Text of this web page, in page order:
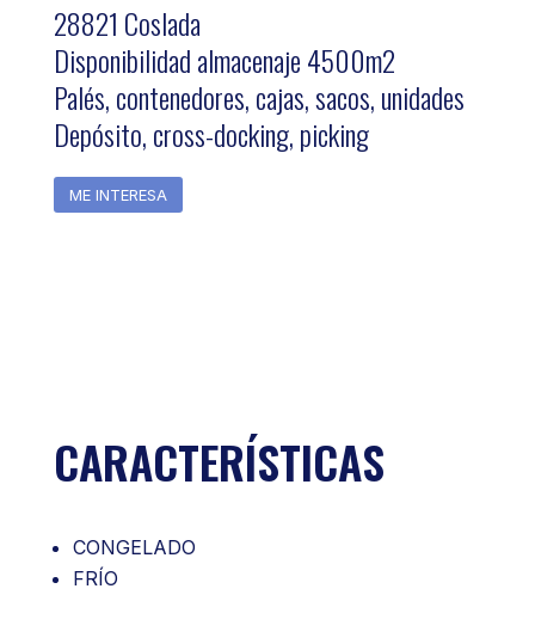
28821 Coslada
Disponibilidad almacenaje 4500m2
Palés, contenedores, cajas, sacos, unidades
Depósito, cross-docking, picking
ME INTERESA
CARACTERÍSTICAS
CONGELADO
FRÍO